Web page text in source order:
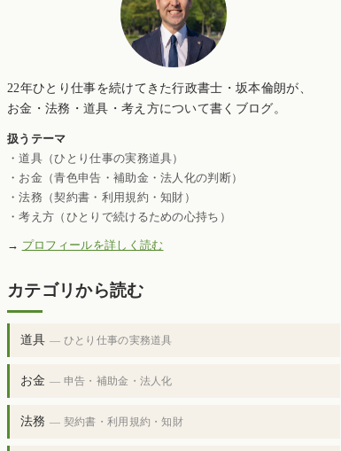
22年ひとり仕事を続けてきた行政書士・坂本倫朗が、
お金・法務・道具・考え方について書くブログ。
扱うテーマ
・道具（ひとり仕事の実務道具）
・お金（青色申告・補助金・法人化の判断）
・法務（契約書・利用規約・知財）
・考え方（ひとりで続けるための心持ち）
→ プロフィールを詳しく読む
カテゴリから読む
道具 — ひとり仕事の実務道具
お金 — 申告・補助金・法人化
法務 — 契約書・利用規約・知財